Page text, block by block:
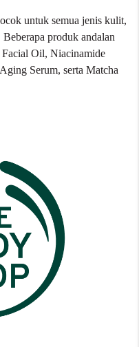
untuk semua jenis kulit,
produk andalan
Oil, Niacinamide
Serum, serta Matcha